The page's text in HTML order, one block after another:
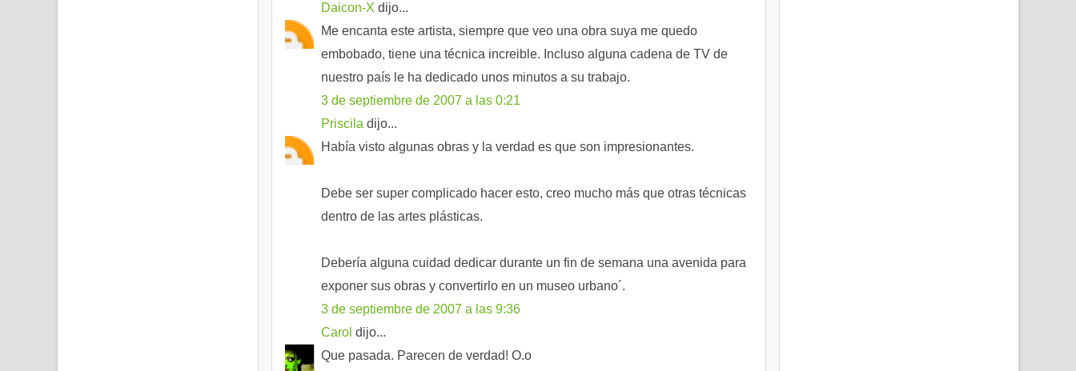
Daicon-X dijo...
Me encanta este artista, siempre que veo una obra suya me quedo
embobado, tiene una técnica increible. Incluso alguna cadena de TV de
nuestro país le ha dedicado unos minutos a su trabajo.
3 de septiembre de 2007 a las 0:21
Priscila dijo...
Había visto algunas obras y la verdad es que son impresionantes.
Debe ser super complicado hacer esto, creo mucho más que otras técnicas
dentro de las artes plásticas.
Debería alguna cuidad dedicar durante un fin de semana una avenida para
exponer sus obras y convertirlo en un museo urbano´.
3 de septiembre de 2007 a las 9:36
Carol dijo...
Que pasada. Parecen de verdad! O.o